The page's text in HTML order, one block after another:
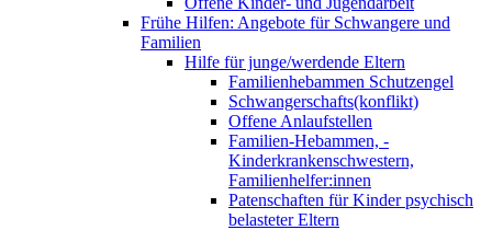
Frühe Hilfen: Angebote für Schwangere und
Familien
Hilfe für junge/werdende Eltern
Familienhebammen Schutzengel
Schwangerschafts(konflikt)
Offene Anlaufstellen
Familien-Hebammen, -
Kinderkrankenschwestern,
Familienhelfer:innen
Patenschaften für Kinder psychisch
belasteter Eltern